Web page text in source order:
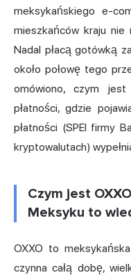
meksykańskiego e-
mieszkańców kraju nie
Nadal płacą gotówką
około połowę tego
omówiono, czym
płatności, gdzie
płatności (SPEI firmy
kryptowalutach)
Czym jest
Meksyku to
OXXO to
czynna całą dobę,